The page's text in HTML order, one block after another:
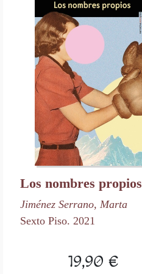
Los nombres propios
Jiménez Serrano, Marta
Sexto Piso. 2021
19,90 €